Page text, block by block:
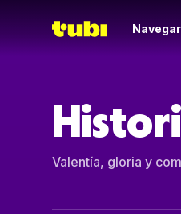
Navegar
Valentía, gloria y